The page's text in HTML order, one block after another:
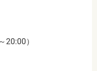
）